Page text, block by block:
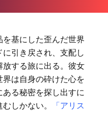
基にした歪んだ世界
引き戻され、支配し
する旅に出る。彼女
は自身の砕けた心を
る秘密を探し出すに
しかない。
「アリス